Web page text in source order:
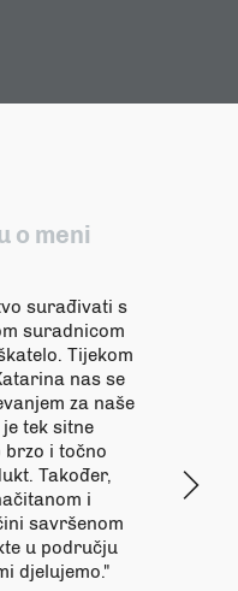
o meni
surađivati s
Tijekom
nas se
za naše
sitne
i točno
Također,
i
području
z